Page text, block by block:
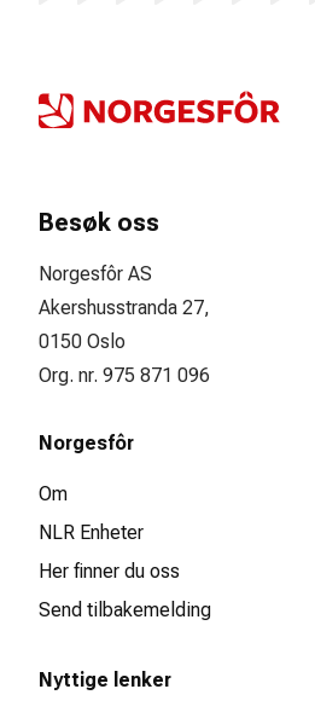
Besøk oss
Norgesfôr AS
Akershusstranda 27,
0150 Oslo
Org. nr. 975 871 096
Norgesfôr
Om
NLR Enheter
Her finner du oss
Send tilbakemelding
Nyttige lenker